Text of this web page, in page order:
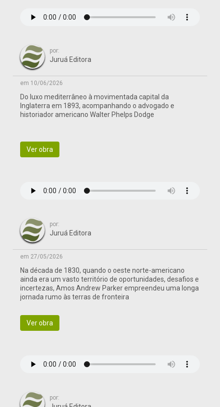
por:
Juruá Editora
em 10/06/2026
Do luxo mediterrâneo à movimentada capital da
Inglaterra em 1893, acompanhando o advogado e
historiador americano Walter Phelps Dodge
Ver obra
por:
Juruá Editora
em 27/05/2026
Na década de 1830, quando o oeste norte-americano
ainda era um vasto território de oportunidades, desafios e
incertezas, Amos Andrew Parker empreendeu uma longa
jornada rumo às terras de fronteira
Ver obra
por: